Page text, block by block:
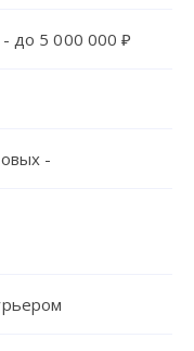
до 5 000 000 ₽
-